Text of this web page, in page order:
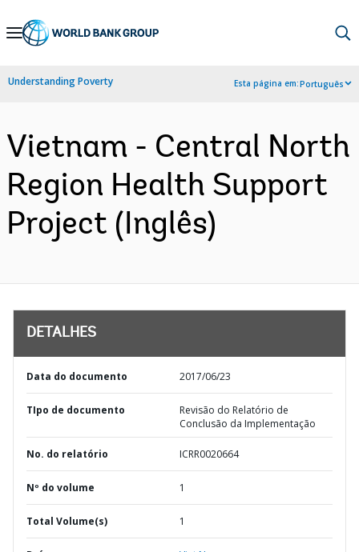
Skip
Navigation
Understanding Poverty Esta página em:Português
Vietnam - Central North
Region Health Support
Project (Inglês)
DETALHES
Data do documento 2017/06/23
TIpo de documento
Revisão do Relatório de
Conclusão da Implementação
No. do relatório ICRR0020664
Nº do volume 1
Total Volume(s) 1